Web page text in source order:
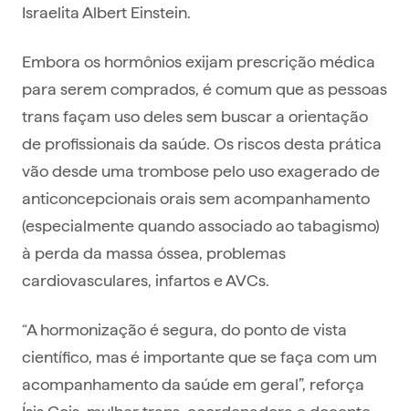
Israelita Albert Einstein.
Embora os hormônios exijam prescrição médica
para serem comprados, é comum que as pessoas
trans façam uso deles sem buscar a orientação
de profissionais da saúde. Os riscos desta prática
vão desde uma trombose pelo uso exagerado de
anticoncepcionais orais sem acompanhamento
(especialmente quando associado ao tabagismo)
à perda da massa óssea, problemas
cardiovasculares, infartos e AVCs.
“A hormonização é segura, do ponto de vista
científico, mas é importante que se faça com um
acompanhamento da saúde em geral”, reforça